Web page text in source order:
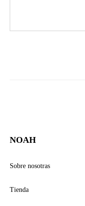
NOAH
Sobre nosotras
Tienda